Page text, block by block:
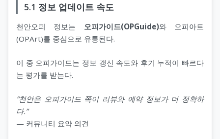
5.1 정보 업데이트 속도
천안오피 정보는 오피가이드(OPGuide)와 오피아트
(OPArt)를 중심으로 유통된다.
이 중 오피가이드는 정보 갱신 속도와 후기 누적이 빠르다
는 평가를 받는다.
“천안은 오피가이드 쪽이 리뷰와 예약 정보가 더 정확하
다.”
— 커뮤니티 요약 의견